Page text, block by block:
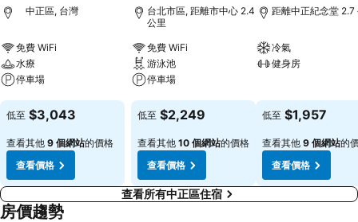
中正區, 台灣
免費 WiFi
水療
停車場
查看價格
低至 $3,043
查看其他 9 個網站的價格
查看價格
台北市區, 距離市中心 2.4
公里
免費 WiFi
游泳池
停車場
查看價格
低至 $2,249
查看其他 10 個網站的價格
查看價格
距離中正紀念堂 2.7
冷氣
健身房
低至 $1,957
查看其他 9 個網站的
查看價格
查看所有中正區住宿
房價趨勢